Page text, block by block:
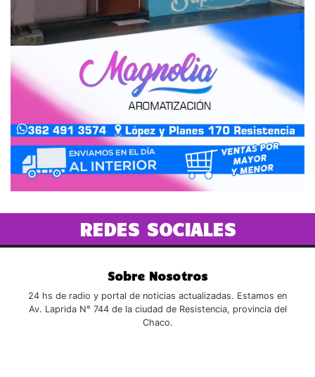
REDES SOCIALES
Sobre Nosotros
24 hs de radio y portal de noticias actualizadas. Estamos en
Av. Laprida N° 744 de la ciudad de Resistencia, provincia del
Chaco.